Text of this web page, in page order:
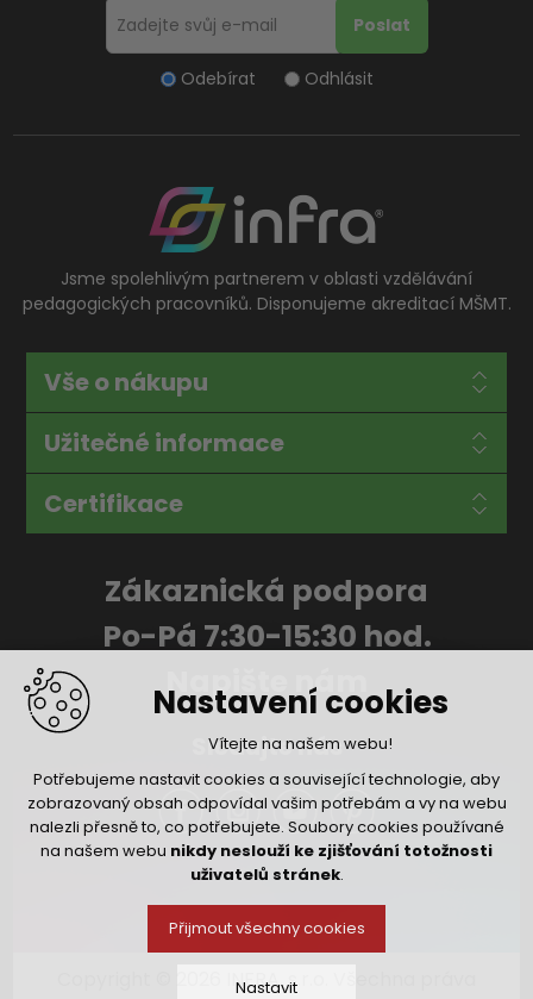
Nastavení cookies
Vítejte na našem webu!
Potřebujeme nastavit cookies a související technologie, aby
zobrazovaný obsah odpovídal vašim potřebám a vy na webu
nalezli přesně to, co potřebujete. Soubory cookies používané
na našem webu nikdy neslouží ke zjišťování totožnosti
uživatelů stránek.
Přijmout všechny cookies
Nastavit
Odebírat Odhlásit
Jsme spolehlivým partnerem v oblasti vzdělávání
pedagogických pracovníků. Disponujeme akreditací MŠMT.
Vše o nákupu
Užitečné informace
Certifikace
Zákaznická podpora
Po-Pá 7:30-15:30 hod.
Napište nám
Sledujte nás
Copyright © 2026 INFRA, s.r.o. Všechna práva